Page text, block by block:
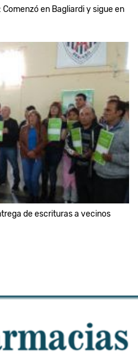
en Bagliardi y sigue en
de escrituras a vecinos